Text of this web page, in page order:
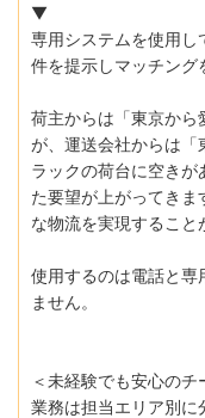
▼
専用システムを使用し
件を提示しマッチング
荷主からは「東京から
が、運送会社からは「
ラックの荷台に空きが
た要望が上がってき
な物流を実現すること
使用するのは電話と専
ません。
＜未経験でも安心の
業務は担当エリア別に